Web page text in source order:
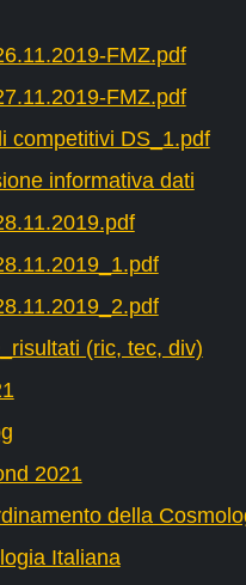
FMZ.pdf
FMZ.pdf
competitivi DS_1.pdf
informativa dati
(ric, tec, div)
2021
della
Italiana